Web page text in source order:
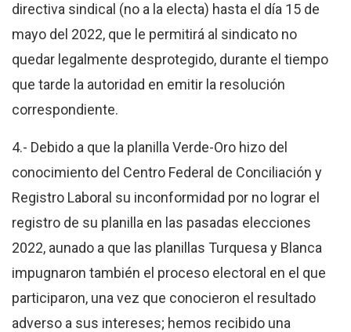
directiva sindical (no a la electa) hasta el día 15 de
mayo del 2022, que le permitirá al sindicato no
quedar legalmente desprotegido, durante el tiempo
que tarde la autoridad en emitir la resolución
correspondiente.
4.- Debido a que la planilla Verde-Oro hizo del
conocimiento del Centro Federal de Conciliación y
Registro Laboral su inconformidad por no lograr el
registro de su planilla en las pasadas elecciones
2022, aunado a que las planillas Turquesa y Blanca
impugnaron también el proceso electoral en el que
participaron, una vez que conocieron el resultado
adverso a sus intereses; hemos recibido una